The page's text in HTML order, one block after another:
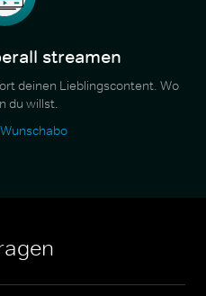
streamen
deinen Lieblingscontent. Wo
du willst.